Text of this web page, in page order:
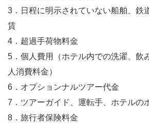
3．日程に明示されていない船舶、鉄
賃
4．超過手荷物料金
5．個人費用（ホテル内での洗濯、飲
人消費料金）
6．オプションナルツアー代金
7．ツアーガイド、運転手、ホテルの
8．旅行者保険料金